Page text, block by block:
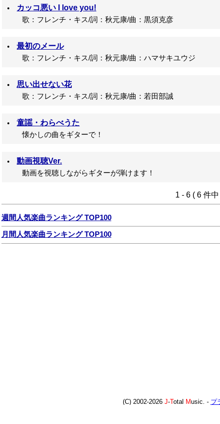
カッコ悪い I love you!
歌：フレンチ・キス/詞：秋元康/曲：黒須克彦
最初のメール
歌：フレンチ・キス/詞：秋元康/曲：ハマサキユウジ
思い出せない花
歌：フレンチ・キス/詞：秋元康/曲：若田部誠
童謡・わらべうた
懐かしの曲をギターで！
動画視聴Ver.
動画を視聴しながらギターが弾けます！
1 - 6 ( 6 件
週間人気楽曲ランキング TOP100
月間人気楽曲ランキング TOP100